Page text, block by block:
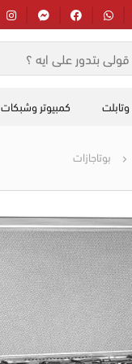
كمبيوتر وشبكات
بوتاجازات